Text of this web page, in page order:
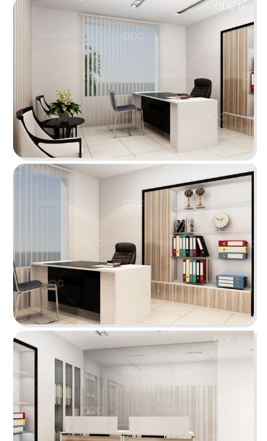
ÁN
TỨC
LIÊN
THẾ KỶ XANH
Dự án văn phòng Thế Kỷ Xanh được thiết kế
theo phong cách Tân cổ điển sang trọng
Chi tiết
THE SAND ENTERTAINMENT
Không gian làm việc của diễn viên Trương Minh
Cường (Lật mặt 7) được thiết kế theo phong
cách hiện đại pha trộn "bố già"...
Chi tiết